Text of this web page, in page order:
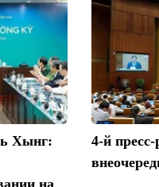
Хынг:
на
4-й